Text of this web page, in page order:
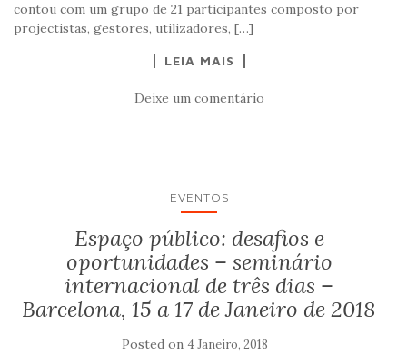
contou com um grupo de 21 participantes composto por
projectistas, gestores, utilizadores, […]
LEIA MAIS
Deixe um comentário
EVENTOS
Espaço público: desafios e
oportunidades – seminário
internacional de três dias –
Barcelona, 15 a 17 de Janeiro de 2018
Posted on 4 Janeiro, 2018